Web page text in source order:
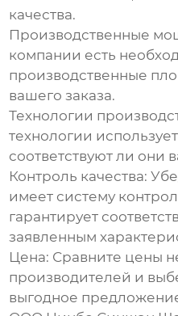
качества.
Производственные
компании есть
производственные
вашего заказа.
Технологии
технологии
соответствуют ли они
Контроль качества:
имеет систему
гарантирует
заявленным
Цена: Сравните цены
производителей и
выгодное